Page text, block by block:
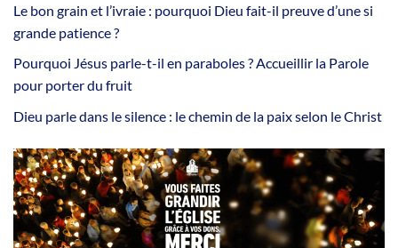
Le bon grain et l’ivraie : pourquoi Dieu fait-il preuve d’une si
grande patience ?
Pourquoi Jésus parle-t-il en paraboles ? Accueillir la Parole
pour porter du fruit
Dieu parle dans le silence : le chemin de la paix selon le Christ